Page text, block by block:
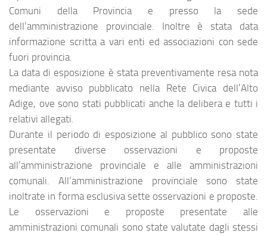
Comuni della Provincia e presso la sede
dell’amministrazione provinciale. Inoltre è stata data
informazione scritta a vari enti ed associazioni con sede
fuori provincia.
La data di esposizione è stata preventivamente resa nota
mediante avviso pubblicato nella Rete Civica dell’Alto
Adige, ove sono stati pubblicati anche la delibera e tutti i
relativi allegati.
Durante il periodo di esposizione al pubblico sono state
presentate diverse osservazioni e proposte
all’amministrazione provinciale e alle amministrazioni
comunali. All’amministrazione provinciale sono state
inoltrate in forma esclusiva sette osservazioni e proposte.
Le osservazioni e proposte presentate alle
amministrazioni comunali sono state valutate dagli stessi